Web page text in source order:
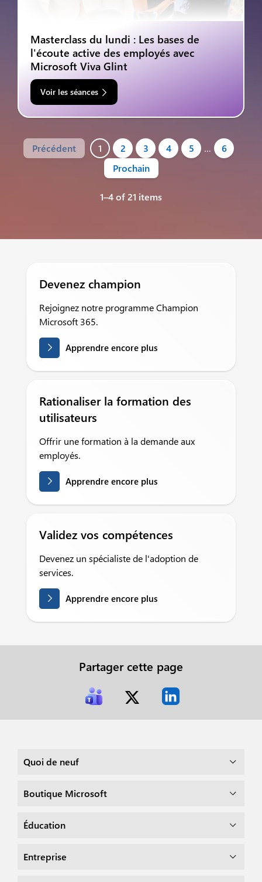
Masterclass du lundi : Les bases de
l'écoute active des employés avec
Microsoft Viva Glint
Voir les séances
Précédent 1 2 3 4 5 …
6
Prochain
1–4 of 21 items
Devenez champion
Rejoignez notre programme Champion
Microsoft 365.
Apprendre encore plus
Rationaliser la formation des
utilisateurs
Offrir une formation à la demande aux
employés.
Apprendre encore plus
Validez vos compétences
Devenez un spécialiste de l'adoption de
services.
Apprendre encore plus
Partager cette page
Quoi de neuf
Boutique Microsoft
Éducation
Entreprise